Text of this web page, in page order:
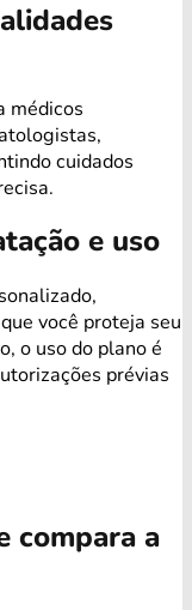
médicos
cuidados
e uso
você proteja seu
o uso do plano é
prévias
compara a